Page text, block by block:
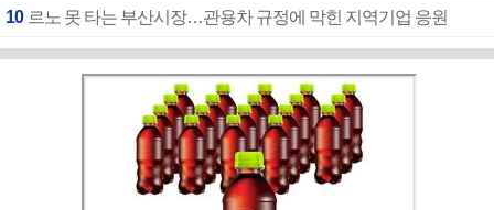
10 르노 못 타는 부산시장…관용차 규정에 막힌 지역기업 응원